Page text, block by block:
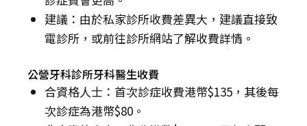
建議：由於私家診所收費差異大，建議直接致
電診所，或前往診所網站了解收費詳情。
公營牙科診所牙科醫生收費
合資格人士：首次診症收費港幣$135，其後每
次診症為港幣$80。